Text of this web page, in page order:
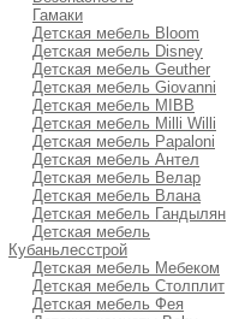
Гамаки
Детская мебель Bloom
Детская мебель Disney
Детская мебель Geuther
Детская мебель Giovanni
Детская мебель MIBB
Детская мебель Milli Willi
Детская мебель Papaloni
Детская мебель Антел
Детская мебель Велар
Детская мебель Влана
Детская мебель Гандылян
Детская мебель
Кубаньлесстрой
Детская мебель Мебеком
Детская мебель Столплит
Детская мебель Фея